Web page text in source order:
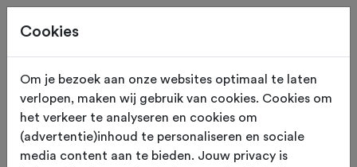
ETEN EN DRINKEN
Forn Sa Rapita
Cookies
Om je bezoek aan onze websites optimaal te laten
verlopen, maken wij gebruik van cookies. Cookies om
het verkeer te analyseren en cookies om
(advertentie)inhoud te personaliseren en sociale
media content aan te bieden. Jouw privacy is